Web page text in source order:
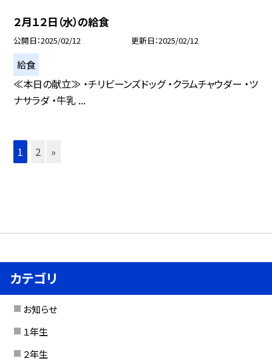
２月１２日（水）の給食
公開日 2025/02/12 更新日 2025/02/12
給食
≪本日の献立≫ ・チリビーンズドッグ ・クラムチャウダー ・ツ
ナサラダ ・牛乳 ...
1 2 »
カテゴリ
お知らせ
１年生
２年生